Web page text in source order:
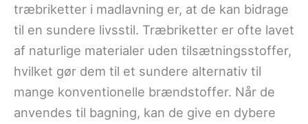
træbriketter i madlavning er, at de kan bidrage
til en sundere livsstil. Træbriketter er ofte lavet
af naturlige materialer uden tilsætningsstoffer,
hvilket gør dem til et sundere alternativ til
mange konventionelle brændstoffer. Når de
anvendes til bagning, kan de give en dybere